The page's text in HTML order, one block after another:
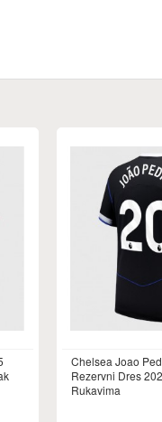
Chelsea Joao
Rezervni Dres
Rukavima